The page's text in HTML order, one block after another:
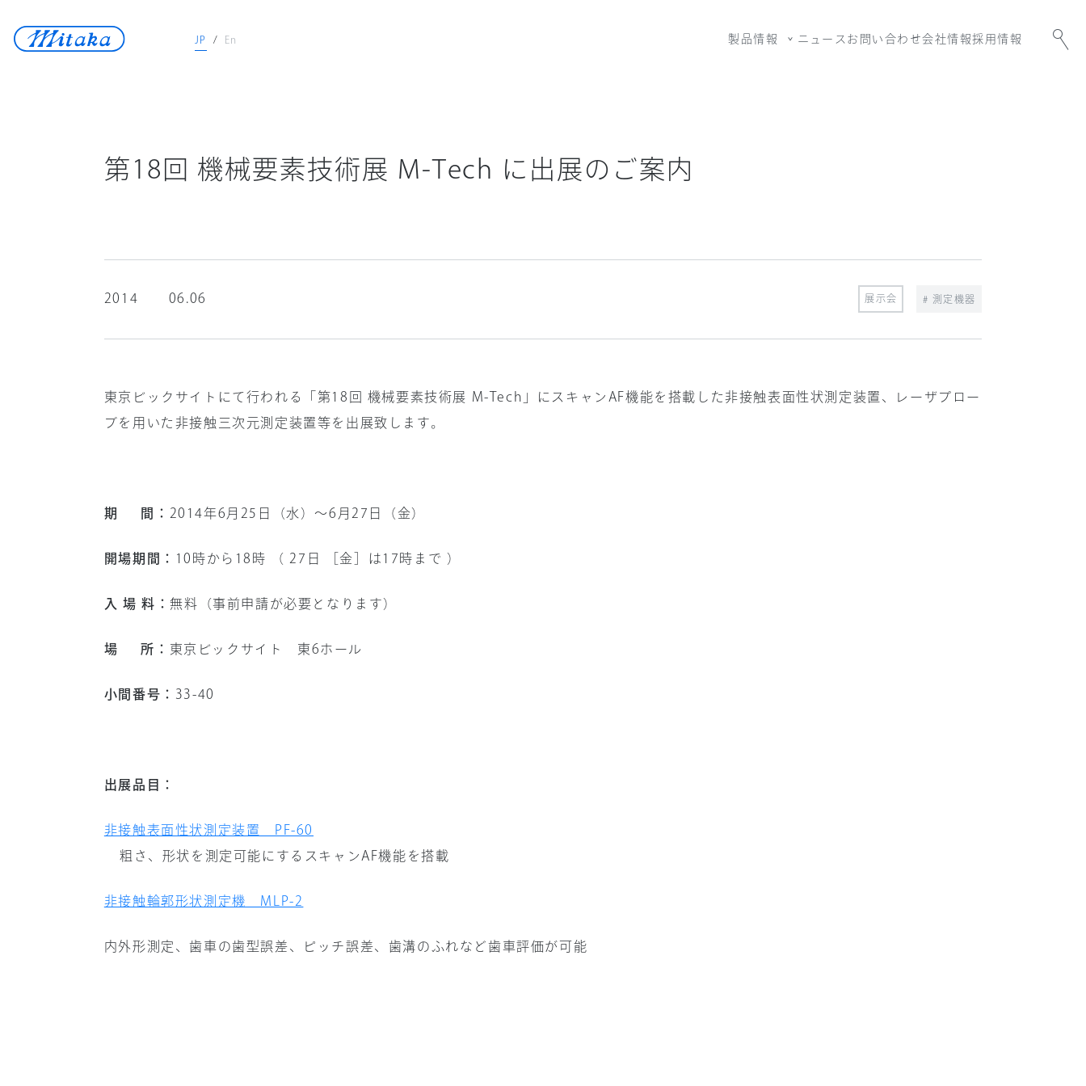
測定機器
ニュース
会社情報
採用情報
JP / En 製品情報 ニュース お問い合わせ会社情報採用情報
第18回 機械要素技術展 M-Tech に出展のご案内
2014 06.06 展示会 # 測定機器
東京ビックサイトにて行われる「第18回 機械要素技術展 M-Tech」にスキャンAF機能を搭載した非接触表面性状測定装置、レーザプロー
ブを用いた非接触三次元測定装置等を出展致します。
期 間： 2014年6月25日（水）～6月27日（金）
開場期間： 10時から18時 （ 27日 ［金］は17時まで ）
入 場 料：無料（事前申請が必要となります）
場 所： 東京ビックサイト 東6ホール
小間番号： 33-40
出展品目：
非接触表面性状測定装置 PF-60
粗さ、形状を測定可能にするスキャンAF機能を搭載
非接触輪郭形状測定機 MLP-2
内外形測定、歯車の歯型誤差、ピッチ誤差、歯溝のふれなど歯車評価が可能